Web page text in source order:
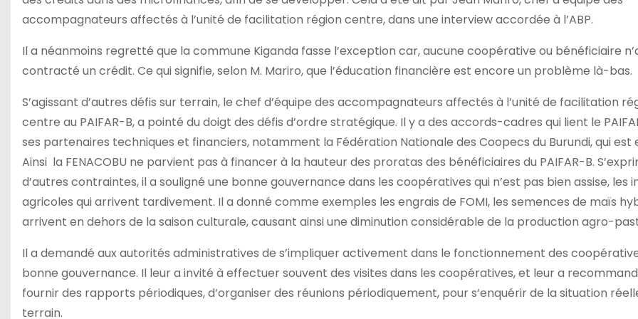
accompagnateurs affectés à l’unité de facilitation région centre, dans une interview accordée à l’ABP.
Il a néanmoins regretté que la commune Kiganda fasse l’exception car, aucune coopérative ou bénéficiaire
contracté un crédit. Ce qui signifie, selon M. Mariro, que l’éducation financière est encore un problème là-bas.
S’agissant d’autres défis sur terrain, le chef d’équipe des accompagnateurs affectés à l’unité de facilitation
centre au PAIFAR-B, a pointé du doigt des défis d’ordre stratégique. Il y a des accords-cadres qui lient le
ses partenaires techniques et financiers, notamment la Fédération Nationale des Coopecs du Burundi, qui est
Ainsi la FENACOBU ne parvient pas à financer à la hauteur des proratas des bénéficiaires du PAIFAR-B.
d’autres contraintes, il a souligné une bonne gouvernance dans les coopératives qui n’est pas bien assise, les
agricoles qui arrivent tardivement. Il a donné comme exemples les engrais de FOMI, les semences de maïs
arrivent en dehors de la saison culturale, causant ainsi une diminution considérable de la production agro-
Il a demandé aux autorités administratives de s’impliquer activement dans le fonctionnement des
bonne gouvernance. Il leur a invité à effectuer souvent des visites dans les coopératives, et leur a
fournir des rapports périodiques, d’organiser des réunions périodiquement, pour s’enquérir de la situation
terrain.